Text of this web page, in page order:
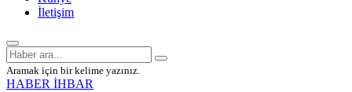
İletişim
Aramak için bir kelime yazınız.
HABER İHBAR